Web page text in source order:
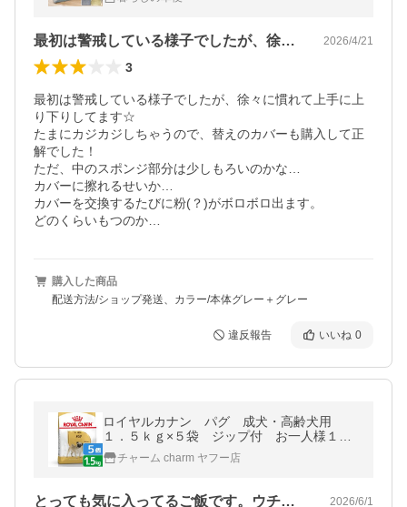
型犬 股関節形成不全
最初は警戒している様子でしたが、徐々に… 2026/4/21
3
最初は警戒している様子でしたが、徐々に慣れて上手に上
り下りしてます☆
たまにカジカジしちゃうので、替えのカバーも購入して正
解でした！
ただ、中のスポンジ部分は少しもろいのかな…
カバーに擦れるせいか…
カバーを交換するたびに粉(？)がボロボロ出ます。
どのくらいもつのか…
購入した商品
配送方法/ショップ発送、カラー/本体グレー＋グレー
違反報告 いいね 0
ロイヤルカナン パグ 成犬・高齢犬用
１．５ｋｇ×５袋 ジップ付 お一人様１点
限りチャーム charm ヤフー店
とっても気に入ってるご飯です。ウチの子… 2026/6/1